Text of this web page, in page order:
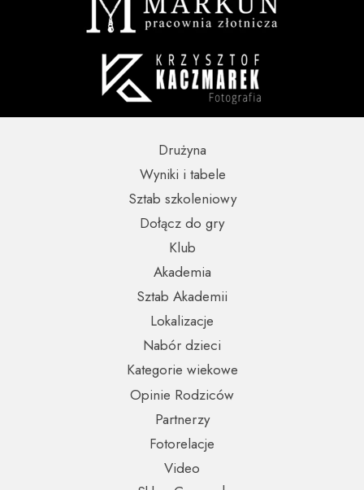
Partnerzy
Opinie Rodziców
Nabór dzieci
Wyniki i tabele
Video
Fotorelacje
Kategorie wiekowe
Lokalizacje
Sztab szkoleniowy
Sztab Akademii
Dołącz do gry
Drużyna
Akademia
Klub